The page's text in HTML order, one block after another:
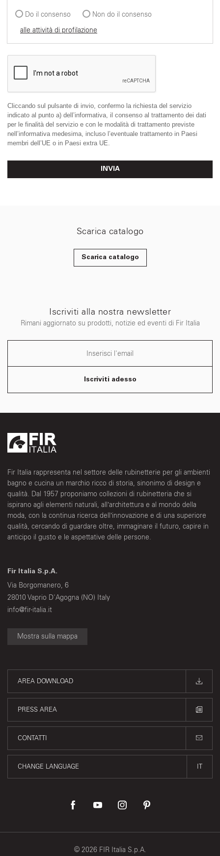
Do il consenso
Non do il consenso
alle attività di profilazione
Cliccando sul pulsante di invio, confermo la richiesta del servizio
indicato al punto a) dell’informativa, il consenso al trattamento dei dati
per le finalità del servizio e con le modalità di trattamento previste
nell’informativa medesima, incluso l’eventuale trattamento in Paesi
membri dell’UE o in Paesi extra UE.
INVIA
Scarica catalogo
Scarica catalogo
Iscriviti alla nostra newsletter
Rimani aggiornato su prodotti, notizie ed eventi di Fir Italia
Iscriviti adesso
Fir Italia rappresenta nel settore delle rubinetterie per gli ambienti
bagno e cucina un marchio ricco di storia, sinonimo di design e
qualità. Dal 1957 proponiamo collezioni di rubinetteria che si
ispirano agli elementi naturali, all’architettura e al mondo della
moda, con la continua ricerca dell’innovazione e di una superiore
qualità, cercando di guardare oltre, immaginare il futuro, capire in
anticipo il gusto e le aspettative delle persone.
Fir Italia S.p.A.
Via Borgomanero, 6
28010 Vaprio D'Agogna (NO) Italy
info@fir-italia.it
Mostra sulla mappa
AREA DOWNLOAD
PRESS AREA
CONTATTI
CHANGE LANGUAGE IT
© 2026 FIR Italia S.p.A.